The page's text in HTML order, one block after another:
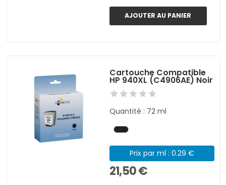
AJOUTER AU PANIER
Cartouche Compatible
HP 940XL (C4906AE) Noir
Quantité : 72 ml
Prix par ml : 0.29 €
21,50 €